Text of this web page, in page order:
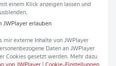
einem Klick anzeigen lassen und
JWPlayererlauben
mir externe Inhalte von JWPlayer
Daten an JWPlayer
Cookies gesetzt werden. Mehr dazu